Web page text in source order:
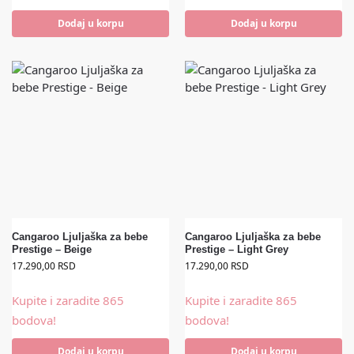
Dodaj u korpu Dodaj u korpu
Cangaroo Ljuljaška za bebe
Prestige – Beige
17.290,00 RSD
Kupite i zaradite 865
bodova!
Cangaroo Ljuljaška za bebe
Prestige – Light Grey
17.290,00 RSD
Kupite i zaradite 865
bodova!